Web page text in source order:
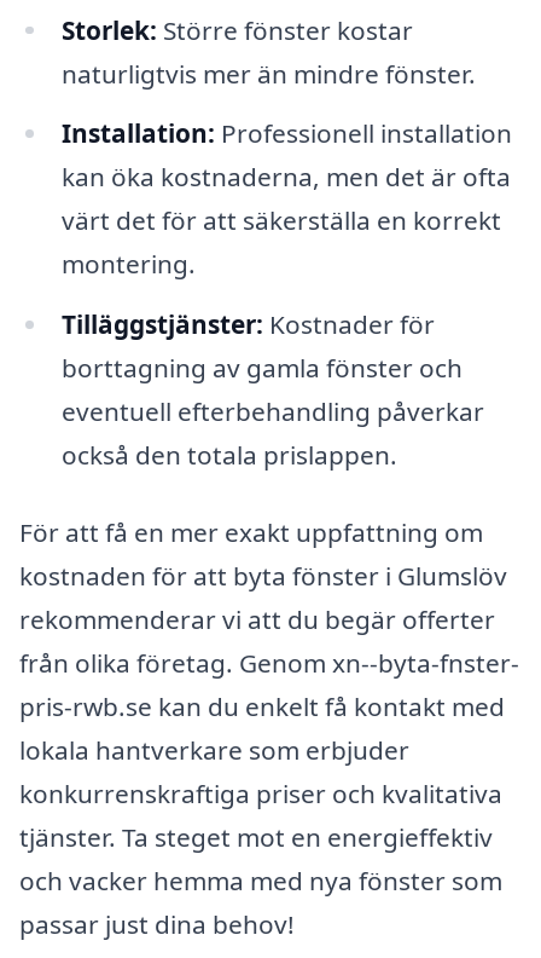
Storlek: Större fönster kostar
naturligtvis mer än mindre fönster.
Installation: Professionell installation
kan öka kostnaderna, men det är ofta
värt det för att säkerställa en korrekt
montering.
Tilläggstjänster: Kostnader för
borttagning av gamla fönster och
eventuell efterbehandling påverkar
också den totala prislappen.
För att få en mer exakt uppfattning om
kostnaden för att byta fönster i Glumslöv
rekommenderar vi att du begär offerter
från olika företag. Genom xn--byta-fnster-
pris-rwb.se kan du enkelt få kontakt med
lokala hantverkare som erbjuder
konkurrenskraftiga priser och kvalitativa
tjänster. Ta steget mot en energieffektiv
och vacker hemma med nya fönster som
passar just dina behov!